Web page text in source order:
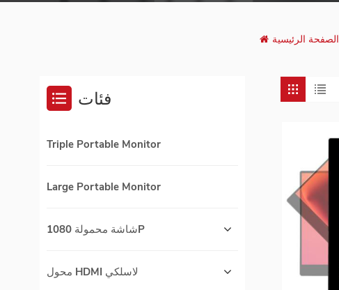
الصفحة الرئيسية
فئات
Triple Portable Monitor
Large Portable Monitor
شاشة محمولة 1080P
محول HDMI لاسلكي